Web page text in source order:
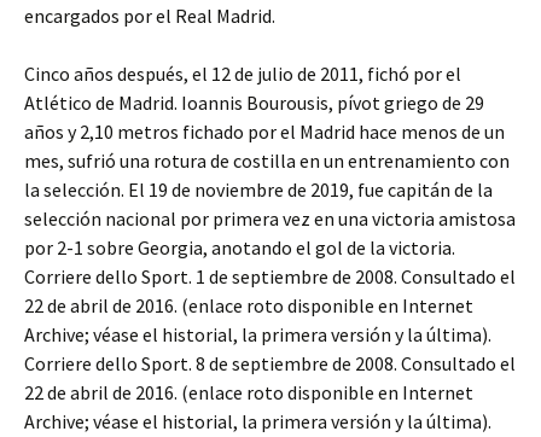
encargados por el Real Madrid.
Cinco años después, el 12 de julio de 2011, fichó por el
Atlético de Madrid. Ioannis Bourousis, pívot griego de 29
años y 2,10 metros fichado por el Madrid hace menos de un
mes, sufrió una rotura de costilla en un entrenamiento con
la selección. El 19 de noviembre de 2019, fue capitán de la
selección nacional por primera vez en una victoria amistosa
por 2-1 sobre Georgia, anotando el gol de la victoria.
Corriere dello Sport. 1 de septiembre de 2008. Consultado el
22 de abril de 2016. (enlace roto disponible en Internet
Archive; véase el historial, la primera versión y la última).
Corriere dello Sport. 8 de septiembre de 2008. Consultado el
22 de abril de 2016. (enlace roto disponible en Internet
Archive; véase el historial, la primera versión y la última).